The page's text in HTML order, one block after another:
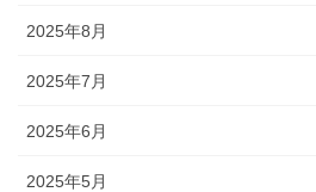
2025年8月
2025年7月
2025年6月
2025年5月